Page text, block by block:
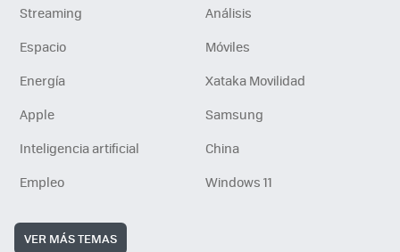
Streaming
Análisis
Espacio
Móviles
Energía
Xataka Movilidad
Apple
Samsung
Inteligencia artificial
China
Empleo
Windows 11
VER MÁS TEMAS